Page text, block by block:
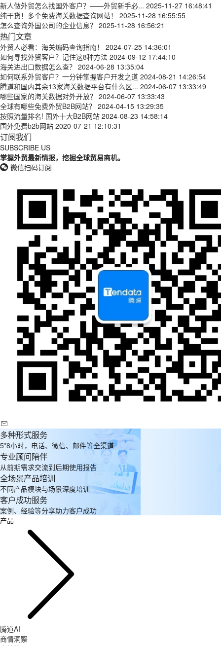
新人做外贸怎么找国外客户？——外贸新手必... 2025-11-27 16:48:41
纯干货！多个免费海关数据查询网站！
2025-11-28 16:55:55
怎么查询外国公司的企业信息？ 2025-11-28 16:56:21
热门文章
外贸人必看：海关编码查询指南！
2024-07-25 14:36:01
如何寻找外贸客户？记住这8种方法 2024-09-12 17:44:10
海关进出口数据怎么查？ 2024-06-28 13:35:04
如何联系外贸客户？一分钟掌握客户开发之道 2024-08-21 14:26:54
腾道和国内其余13家海关数据平台有什么区... 2024-06-07 13:33:49
哪些国家的海关数据对外开放？ 2024-06-07 13:33:43
全球有哪些免费外贸B2B网站？ 2024-04-15 13:29:35
按照流量排名! 国外十大B2B网站 2024-08-23 14:58:14
国外免费b2b网站 2020-07-21 12:10:31
订阅我们
SUBSCRIBE US
掌握外贸最新情报，挖掘全球贸易商机。
微信扫码订阅
多种形式服务
5*8小时，电话、微信、邮件等全渠道
专业顾问陪伴
从前期需求交流到后期使用报告
全场景产品培训
不同产品模块与场景深度培训
客户成功服务
案例、经验等分享助力客户成功
产品
腾道AI
商情洞察